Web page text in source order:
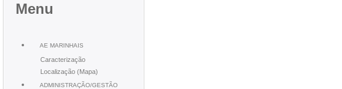
Menu
AE MARINHAIS
Caracterização
Localização (Mapa)
ADMINISTRAÇÃO/GESTÃO